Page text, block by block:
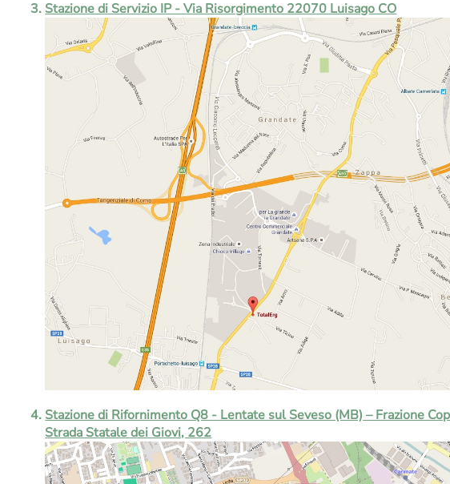
Stazione di Servizio IP - Via Risorgimento 22070 Luisago CO
Stazione di Rifornimento Q8 - Lentate sul Seveso (MB) – Frazione
Strada Statale dei Giovi, 262